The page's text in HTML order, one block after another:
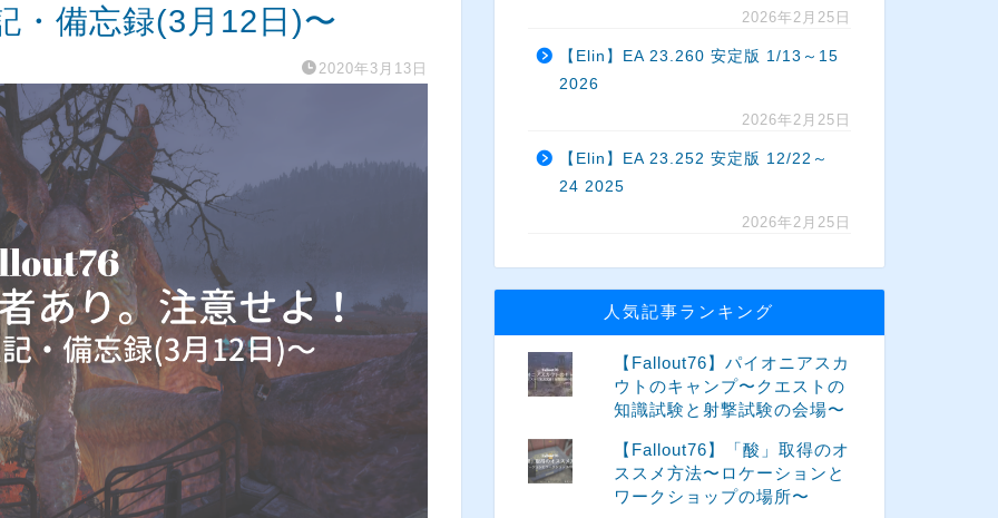
・備忘録(3月12日)〜
2020年3月13日
2026年2月25日
【Elin】EA 23.260 安定版 1/13～15
2026
2026年2月25日
【Elin】EA 23.252 安定版 12/22～
24 2025
2026年2月25日
人気記事ランキング
【Fallout76】パイオニアスカ
ウトのキャンプ〜クエストの
知識試験と射撃試験の会場〜
【Fallout76】「酸」取得のオ
ススメ方法〜ロケーションと
ワークショップの場所〜